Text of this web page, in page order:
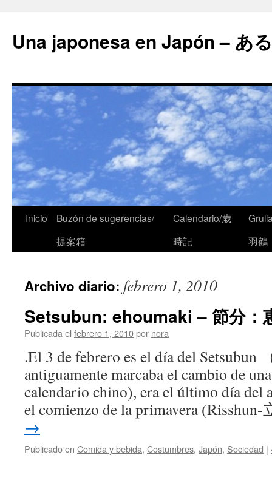
Una japonesa en Japón – あ
Inicio
Buzón de sugerencias/
提案箱
Calendario/歳
時記
羽鶴
Archivo diario: febrero 1, 2010
Setsubun: ehoumaki – 節分：
Publicada el febrero 1, 2010por nora
.El 3 de febrero es el día del Setsubun
antiguamente marcaba el cambio de
calendario chino), era el último día del
el comienzo de la primavera
→
Publicado en Comida y bebida, Costumbres, Japón, Sociedad |